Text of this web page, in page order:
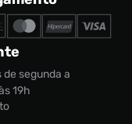
de segunda a
19h